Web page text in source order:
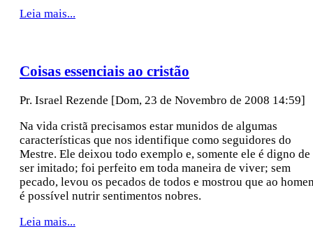
Leia mais...
Coisas essenciais ao cristão
Pr. Israel Rezende [Dom, 23 de Novembro de 2008 14:59]
Na vida cristã precisamos estar munidos de algumas
características que nos identifique como seguidores do
Mestre. Ele deixou todo exemplo e, somente ele é digno de
ser imitado; foi perfeito em toda maneira de viver; sem
pecado, levou os pecados de todos e mostrou que ao
é possível nutrir sentimentos nobres.
Leia mais...